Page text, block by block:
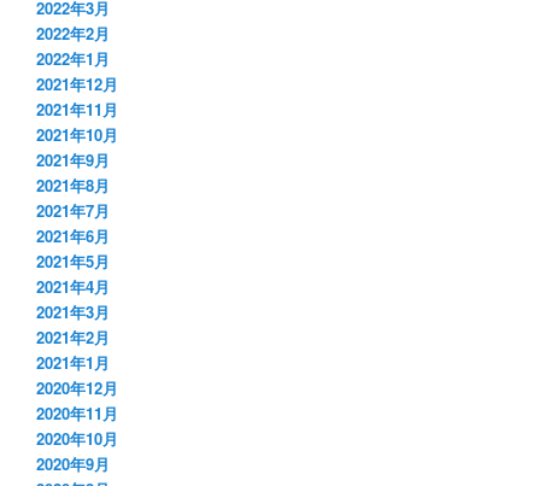
2022年3月
2022年2月
2022年1月
2021年12月
2021年11月
2021年10月
2021年9月
2021年8月
2021年7月
2021年6月
2021年5月
2021年4月
2021年3月
2021年2月
2021年1月
2020年12月
2020年11月
2020年10月
2020年9月